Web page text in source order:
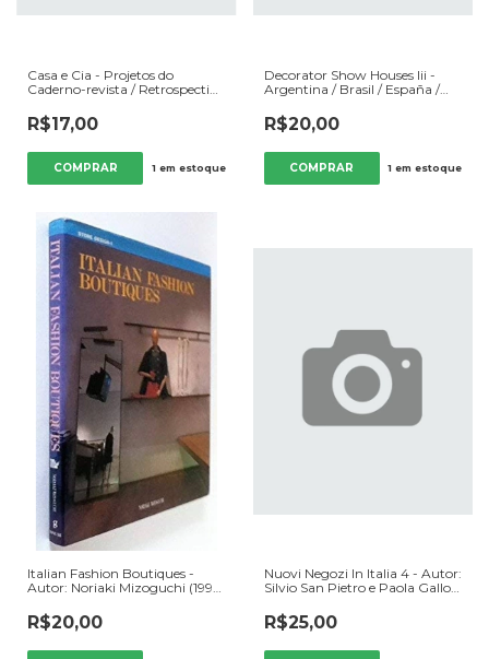
Casa e Cia - Projetos do
Caderno-revista / Retrospectiva
Pedro Haase Filho (org) e
Outros (2003) [usado]
R$17,00
1em estoque
Decorator Show Houses Iii -
Argentina / Brasil / España /
Outros (1998) [usado]
R$20,00
1 em estoque
Italian Fashion Boutiques -
Autor: Noriaki Mizoguchi (1992)
R$20,00
Nuovi Negozi In Italia 4 - Autor:
Silvio San Pietro e Paola Gallo
R$25,00